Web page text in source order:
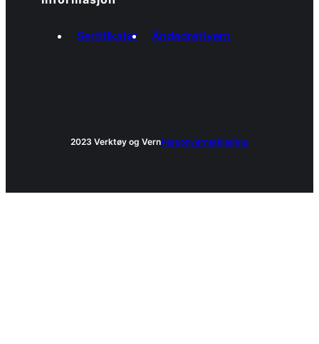
Sertifikater Åndedrettvern
2023 Verktøy og VernPersonvernerklæring